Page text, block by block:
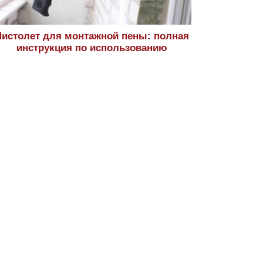
для монтажной пены: полная
инструкция по использованию